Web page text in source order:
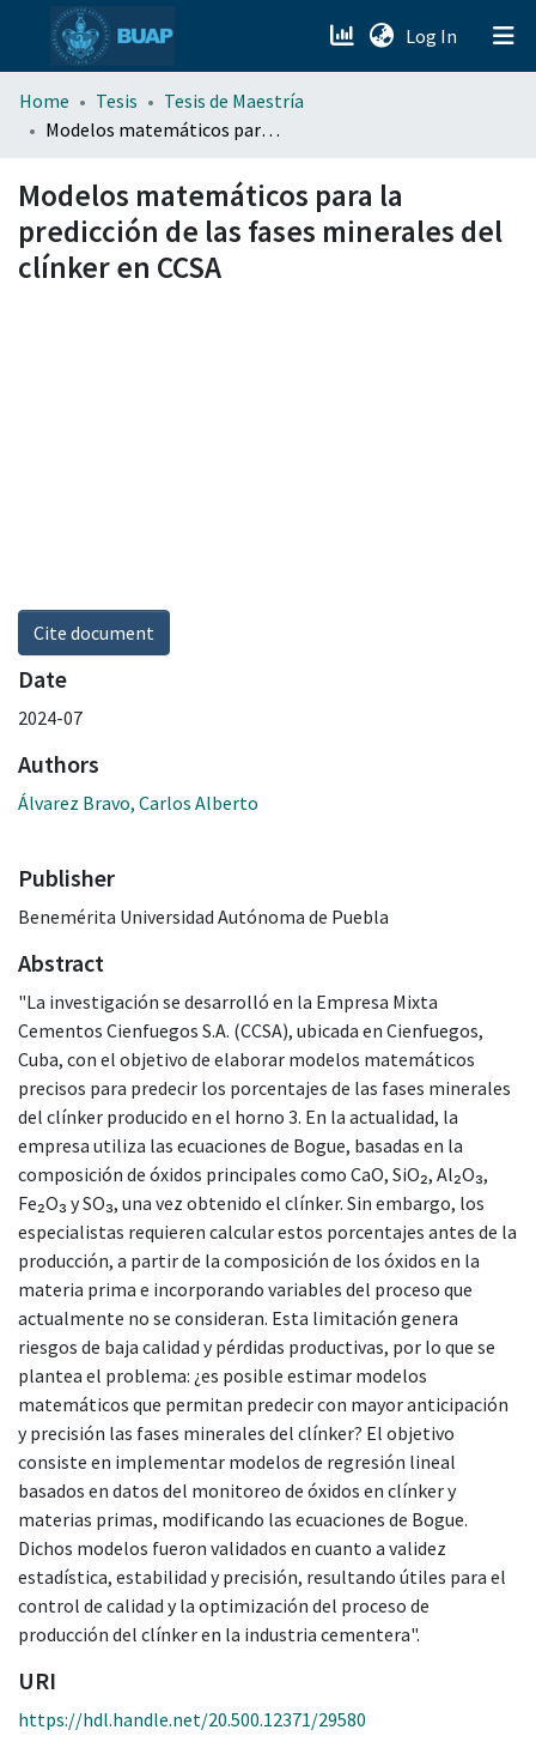
Log In (current)
menu.section.about_menu
Home Tesis
Tesis de Maestría
Modelos matemáticos para la predicción de las fases minerales del clínker en CCSA
Modelos matemáticos para la
predicción de las fases minerales del
clínker en CCSA
Cite document
Date
2024-07
Authors
Álvarez Bravo, Carlos Alberto
Publisher
Benemérita Universidad Autónoma de Puebla
Abstract
"La investigación se desarrolló en la Empresa Mixta
Cementos Cienfuegos S.A. (CCSA), ubicada en Cienfuegos,
Cuba, con el objetivo de elaborar modelos matemáticos
precisos para predecir los porcentajes de las fases minerales
del clínker producido en el horno 3. En la actualidad, la
empresa utiliza las ecuaciones de Bogue, basadas en la
composición de óxidos principales como CaO, SiO₂, Al₂O₃,
Fe₂O₃ y SO₃, una vez obtenido el clínker. Sin embargo, los
especialistas requieren calcular estos porcentajes antes de la
producción, a partir de la composición de los óxidos en la
materia prima e incorporando variables del proceso que
actualmente no se consideran. Esta limitación genera
riesgos de baja calidad y pérdidas productivas, por lo que se
plantea el problema: ¿es posible estimar modelos
matemáticos que permitan predecir con mayor anticipación
y precisión las fases minerales del clínker? El objetivo
consiste en implementar modelos de regresión lineal
basados en datos del monitoreo de óxidos en clínker y
materias primas, modificando las ecuaciones de Bogue.
Dichos modelos fueron validados en cuanto a validez
estadística, estabilidad y precisión, resultando útiles para el
control de calidad y la optimización del proceso de
producción del clínker en la industria cementera".
URI
https://hdl.handle.net/20.500.12371/29580